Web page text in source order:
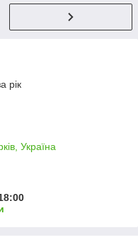
рік
Україна